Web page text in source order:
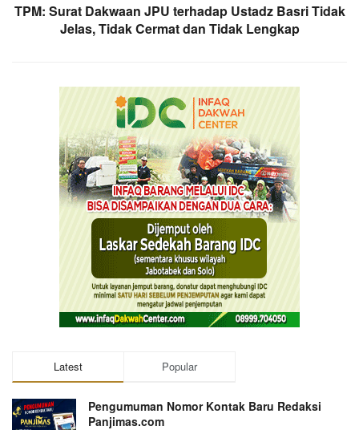
TPM: Surat Dakwaan JPU terhadap Ustadz Basri Tidak
Jelas, Tidak Cermat dan Tidak Lengkap
Latest Popular
Pengumuman Nomor Kontak Baru Redaksi
Panjimas.com